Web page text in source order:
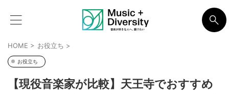
HOME > お役立ち >
お役立ち
【現役音楽家が比較】天王寺でおすすめ